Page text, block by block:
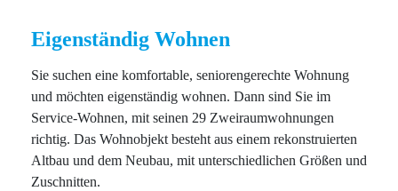
Eigenständig Wohnen
Sie suchen eine komfortable, seniorengerechte Wohnung
und möchten eigenständig wohnen. Dann sind Sie im
Service-Wohnen, mit seinen 29 Zweiraumwohnungen
richtig. Das Wohnobjekt besteht aus einem rekonstruierten
Altbau und dem Neubau, mit unterschiedlichen Größen und
Zuschnitten.